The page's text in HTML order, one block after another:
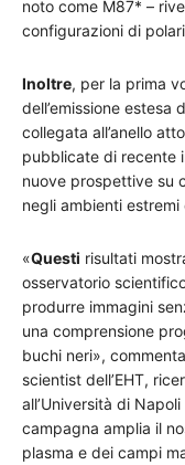
noto come M87* –
configurazioni di
Inoltre, per la prima
dell’emissione estesa
collegata all’anello
pubblicate di recente
nuove prospettive su
negli ambienti
«Questi risultati
osservatorio
produrre immagini
una comprensione
buchi neri», commenta
scientist dell’EHT,
all’Università di
campagna amplia il
plasma e dei campi